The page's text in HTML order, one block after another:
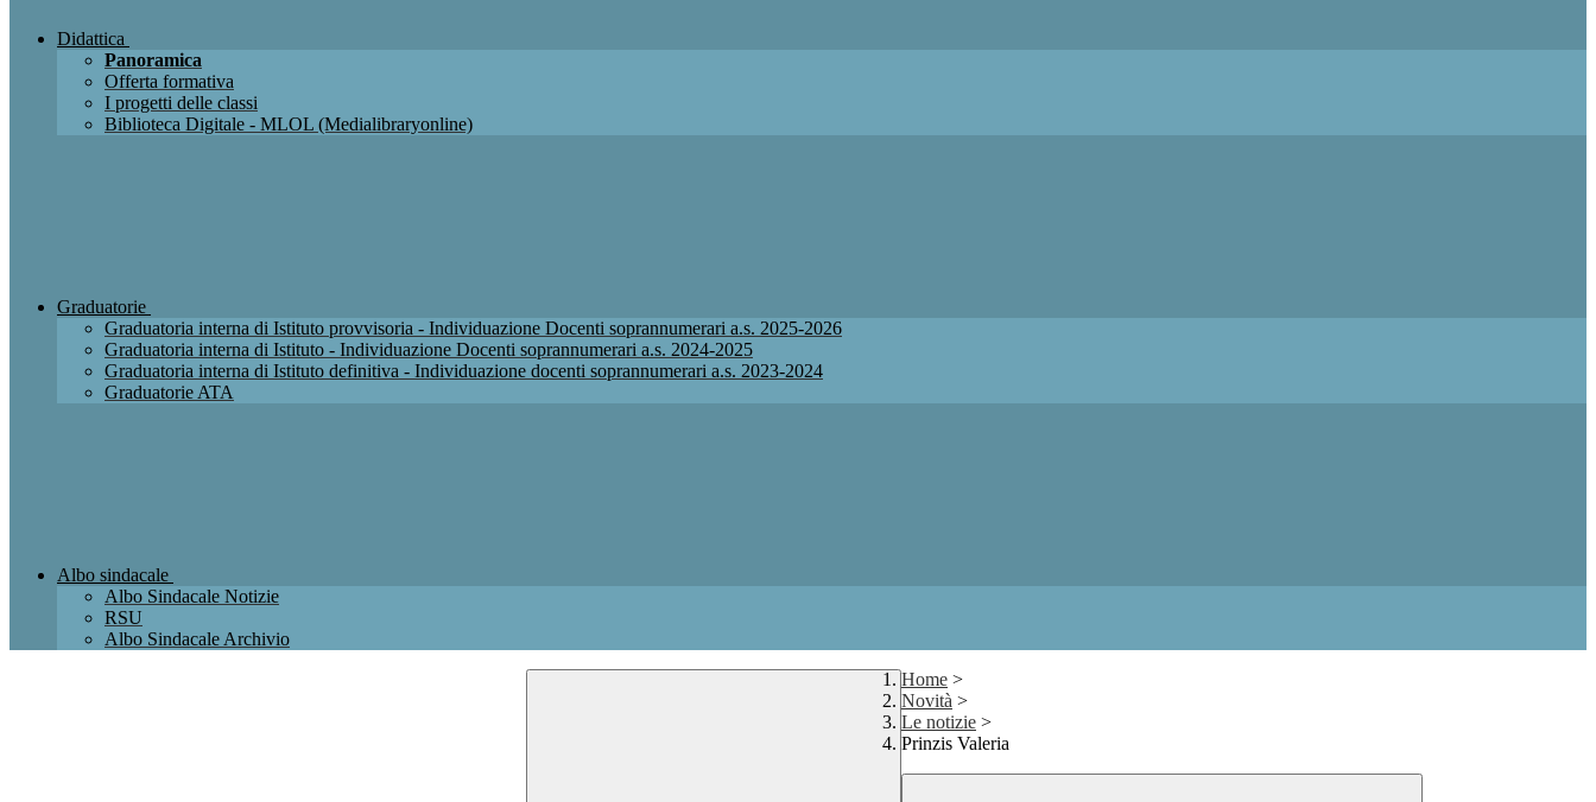
Didattica
Panoramica
Offerta formativa
I progetti delle classi
Biblioteca Digitale - MLOL (Medialibraryonline)
Graduatorie
Graduatoria interna di Istituto provvisoria - Individuazione Docenti soprannumerari a.s. 2025-2026
Graduatoria interna di Istituto - Individuazione Docenti soprannumerari a.s. 2024-2025
Graduatoria interna di Istituto definitiva - Individuazione docenti soprannumerari a.s. 2023-2024
Graduatorie ATA
Albo sindacale
Albo Sindacale Notizie
RSU
Albo Sindacale Archivio
Home >
Novità >
Le notizie >
Prinzis Valeria